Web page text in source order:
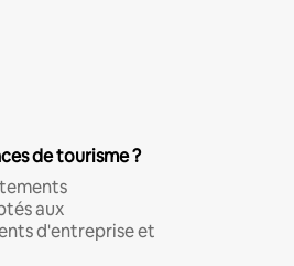
de tourisme ?
aux
d'entreprise et